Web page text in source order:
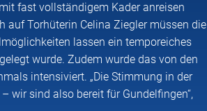
fast vollständigem Kader anreisen
auf Torhüterin Celina Ziegler müssen die
lassen ein temporeiches
wurde. Zudem wurde das von den
intensiviert. „Die Stimmung in der
wir sind also bereit für Gundelfingen“,